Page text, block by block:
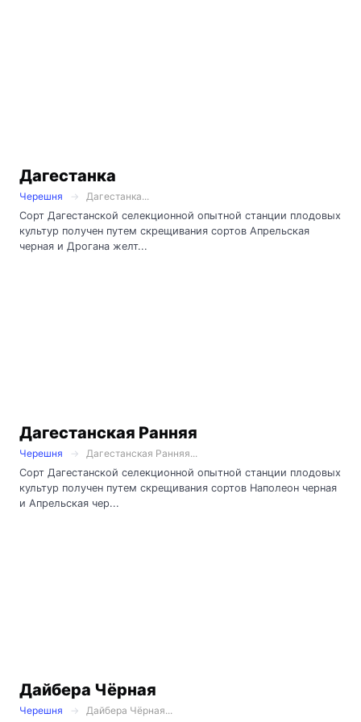
Дагестанка
Черешня
Дагестанка...
Сорт Дагестанской селекционной опытной станции плодовых
культур получен путем скрещивания сортов Апрельская
черная и Дрогана желт...
Дагестанская Ранняя
Черешня
Дагестанская Ранняя...
Сорт Дагестанской селекционной опытной станции плодовых
культур получен путем скрещивания сортов Наполеон черная
и Апрельская чер...
Дайбера Чёрная
Черешня Дайбера Чёрная...